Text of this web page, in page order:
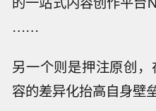
……
另一个则是押注原创
容的差异化抬高自身壁垒